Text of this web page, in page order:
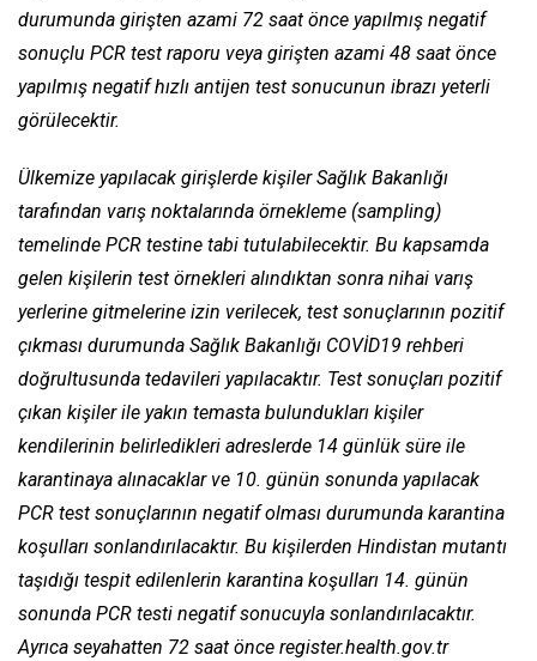
durumunda girişten azami 72 saat önce yapılmış negatif
sonuçlu PCR test raporu veya girişten azami 48 saat önce
yapılmış negatif hızlı antijen test sonucunun ibrazı yeterli
görülecektir.
Ülkemize yapılacak girişlerde kişiler Sağlık Bakanlığı
tarafından varış noktalarında örnekleme (sampling)
temelinde PCR testine tabi tutulabilecektir. Bu kapsamda
gelen kişilerin test örnekleri alındıktan sonra nihai varış
yerlerine gitmelerine izin verilecek, test sonuçlarının pozitif
çıkması durumunda Sağlık Bakanlığı COVİD19 rehberi
doğrultusunda tedavileri yapılacaktır. Test sonuçları pozitif
çıkan kişiler ile yakın temasta bulundukları kişiler
kendilerinin belirledikleri adreslerde 14 günlük süre ile
karantinaya alınacaklar ve 10. günün sonunda yapılacak
PCR test sonuçlarının negatif olması durumunda karantina
koşulları sonlandırılacaktır. Bu kişilerden Hindistan mutantı
taşıdığı tespit edilenlerin karantina koşulları 14. günün
sonunda PCR testi negatif sonucuyla sonlandırılacaktır.
Ayrıca seyahatten 72 saat önce register.health.gov.tr